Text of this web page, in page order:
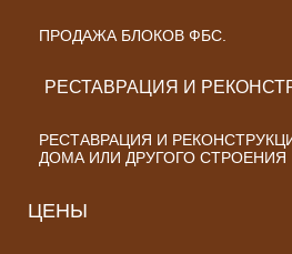
ПРОДАЖА БЛОКОВ ФБС.
РЕСТАВРАЦИЯ И
РЕСТАВРАЦИЯ И
ДОМА ИЛИ ДРУГОГО СТРОЕНИЯ
ЦЕНЫ